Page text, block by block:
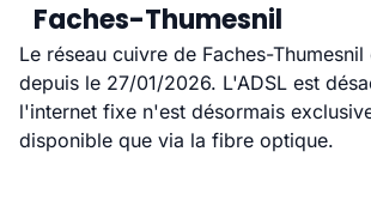
Faches-Thumesnil
Le réseau cuivre de Faches-
depuis le 27/01/2026. L'ADSL est
l'internet fixe n'est désormais
disponible que via la fibre optique.